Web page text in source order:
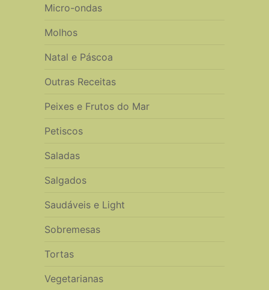
Micro-ondas
Molhos
Natal e Páscoa
Outras Receitas
Peixes e Frutos do Mar
Petiscos
Saladas
Salgados
Saudáveis e Light
Sobremesas
Tortas
Vegetarianas